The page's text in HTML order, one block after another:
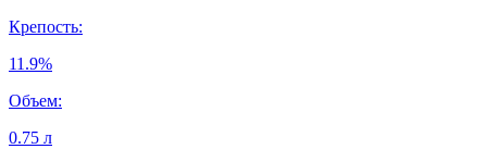
Крепость:
11.9%
Объем:
0.75 л